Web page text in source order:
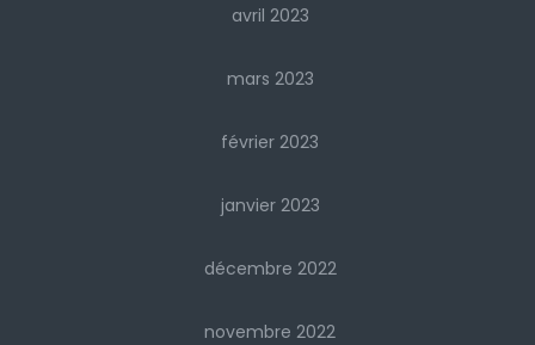
avril 2023
mars 2023
février 2023
janvier 2023
décembre 2022
novembre 2022